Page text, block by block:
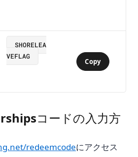
SHORELEA
VEFLAG
Copy
コードの入力方
redeemcodeにアクセス